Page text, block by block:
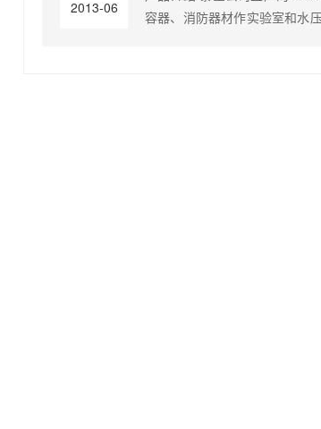
2013-06
容器、消防器材作实验室和水